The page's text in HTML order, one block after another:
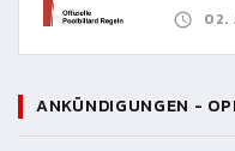
02.
ANKÜNDIGUNGEN -